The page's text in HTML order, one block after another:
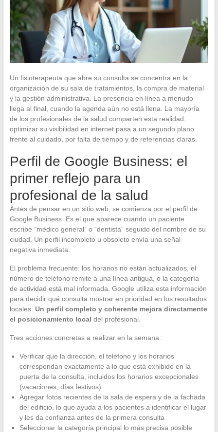
Un fisioterapeuta que abre su consulta se concentra en la
organización de su sala de tratamientos, la compra de material
y la gestión administrativa. La presencia en línea a menudo
llega al final, cuando la agenda aún no está llena. La mayoría
de los profesionales de la salud comparten esta realidad:
optimizar su visibilidad en internet pasa a un segundo plano
frente al cuidado, por falta de tiempo y de referencias claras.
Perfil de Google Business: el
primer reflejo para un
profesional de la salud
Antes de pensar en un sitio web, se comienza por el perfil de
Google Business. Es el que aparece cuando un paciente
escribe “médico general” o “dentista” seguido del nombre de su
ciudad. Un perfil incompleto u obsoleto envía una señal
negativa inmediata.
El problema frecuente: los horarios no están actualizados, el
número de teléfono remite a una línea antigua, o la categoría
de actividad está mal informada. Google utiliza esta información
para decidir qué consulta mostrar en prioridad en los resultados
locales. Un perfil completo y coherente mejora directamente
el posicionamiento local del profesional.
Tres acciones concretas a realizar en la semana:
Verificar que la dirección, el teléfono y los horarios
correspondan exactamente a lo que está exhibido en la
puerta de la consulta, incluidos los horarios excepcionales
(vacaciones, días festivos)
Agregar fotos recientes de la sala de espera y de la fachada
del edificio, lo que ayuda a los pacientes a identificar el lugar
y les da confianza antes de la primera consulta
Seleccionar la categoría principal lo más precisa posible